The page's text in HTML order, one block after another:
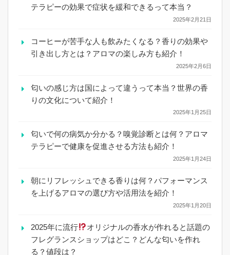
テラピーの効果で症状を緩和できるって本当？
2025年2月21日
コーヒーが苦手な人も飲みたくなる？香りの効果や
引き出し方とは？アロマの楽しみ方も紹介！
2025年2月6日
匂いの感じ方は国によって違うって本当？世界の香
りの文化について紹介！
2025年1月25日
匂いで何の病気か分かる？嗅覚診断とは何？アロマ
テラピーで健康を促進させる方法も紹介！
2025年1月24日
朝にリフレッシュできる香りは何？パフォーマンス
を上げるアロマの選び方や活用法を紹介！
2025年1月20日
2025年に流行
オリジナルの香水が作れると話題の
フレグランスショップはどこ？どんな匂いを作れ
る？値段は？